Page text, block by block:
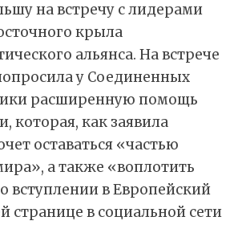
на встречу с лидерами
крыла
альянса. На встрече
у Соединенных
расширенную помощь
которая, как заявила
оставаться «частью
а также «воплотить
вступлении в Европейский
странице в социальной сети